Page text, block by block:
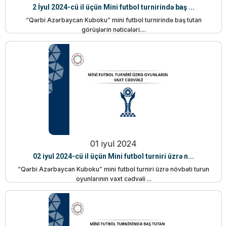
2 İyul 2024-cü il üçün Mini futbol turnirində baş ...
“Qərbi Azərbaycan Kuboku” mini futbol turnirində baş tutan
görüşlərin nəticələri....
01 iyul 2024
02 iyul 2024-cü il üçün Mini futbol turniri üzrə n...
“Qərbi Azərbaycan Kuboku” mini futbol turniri üzrə növbəti turun
oyunlarının vaxt cədvəli ...